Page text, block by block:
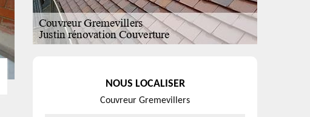
NOUS LOCALISER
Couvreur Gremevillers